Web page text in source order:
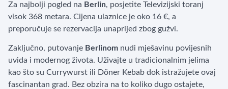
Za najbolji pogled na Berlin, posjetite Televizijski toranj
visok 368 metara. Cijena ulaznice je oko 16 €, a
preporučuje se rezervacija unaprijed zbog gužvi.
Zaključno, putovanje Berlinom nudi mješavinu povijesnih
uvida i modernog života. Uživajte u tradicionalnim jelima
kao što su Currywurst ili Döner Kebab dok istražujete ovaj
fascinantan grad. Bez obzira na to koliko dugo ostajete,